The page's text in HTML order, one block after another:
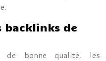
backlinks de
de bonne qualité, les